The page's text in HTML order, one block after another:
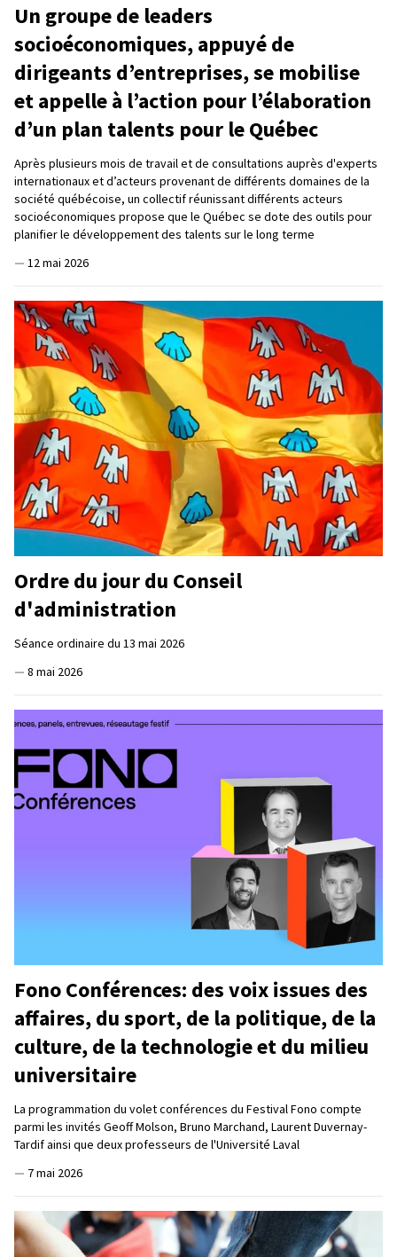
Un groupe de leaders
socioéconomiques, appuyé de
dirigeants d’entreprises, se mobilise
et appelle à l’action pour l’élaboration
d’un plan talents pour le Québec
Après plusieurs mois de travail et de consultations auprès d'experts
internationaux et d’acteurs provenant de différents domaines de la
société québécoise, un collectif réunissant différents acteurs
socioéconomiques propose que le Québec se dote des outils pour
planifier le développement des talents sur le long terme
— 12 mai 2026
Ordre du jour du Conseil
d'administration
Séance ordinaire du 13 mai 2026
— 8 mai 2026
Fono Conférences: des voix issues des
affaires, du sport, de la politique, de la
culture, de la technologie et du milieu
universitaire
La programmation du volet conférences du Festival Fono compte
parmi les invités Geoff Molson, Bruno Marchand, Laurent Duvernay-
Tardif ainsi que deux professeurs de l'Université Laval
— 7 mai 2026